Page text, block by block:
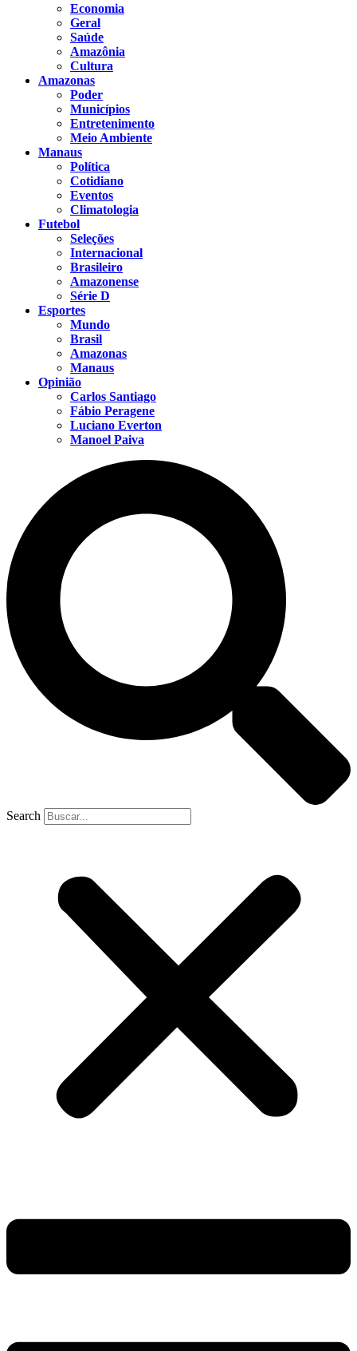
Economia
Geral
Saúde
Amazônia
Cultura
Amazonas
Poder
Municípios
Entretenimento
Meio Ambiente
Manaus
Política
Cotidiano
Eventos
Climatologia
Futebol
Seleções
Internacional
Brasileiro
Amazonense
Série D
Esportes
Mundo
Brasil
Amazonas
Manaus
Opinião
Carlos Santiago
Fábio Peragene
Luciano Everton
Manoel Paiva
Search